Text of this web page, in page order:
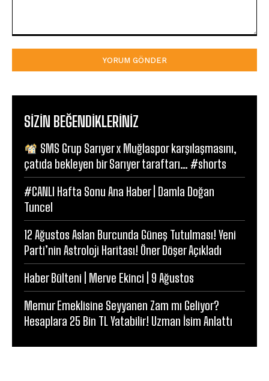
SIZIN BEĞENDIKLERINIZ
SMS Grup Sarıyer x Muğlaspor karşılaşmasını,
çatıda bekleyen bir Sarıyer taraftarı… #shorts
#CANLI Hafta Sonu Ana Haber | Damla Doğan
Tuncel
12 Ağustos Aslan Burcunda Güneş Tutulması! Yeni
Parti’nin Astroloji Haritası! Öner Döşer Açıkladı
Haber Bülteni | Merve Ekinci | 9 Ağustos
Memur Emeklisine Seyyanen Zam mı Geliyor?
Hesaplara 25 Bin TL Yatabilir! Uzman İsim Anlattı